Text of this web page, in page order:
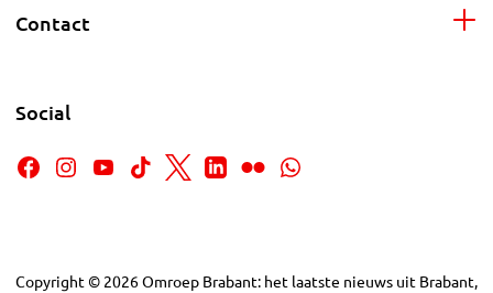
Contact
Social
Copyright © 2026Omroep Brabant: het laatste nieuws uit Brabant,